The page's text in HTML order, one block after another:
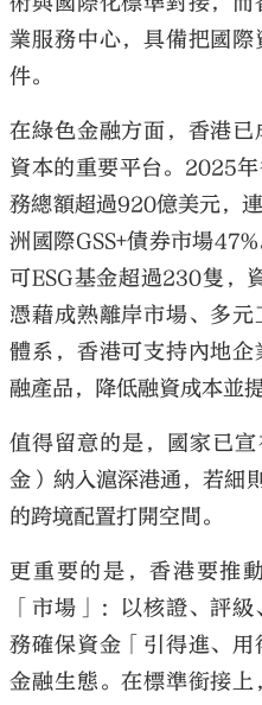
業服務中心，具備把國
件。
在綠色金融方面，香港
資本的重要平台。2025
務總額超過920億美元，
洲國際GSS+債券市場
可ESG基金超過230隻，
憑藉成熟離岸市場、多
體系，香港可支持內地
融產品，降低融資成本並
值得留意的是，國家已
金）納入滬深港通，若細
的跨境配置打開空間。
更重要的是，香港要推
「市場」：以核證、評
務確保資金「引得進、
金融生態。在標準銜接